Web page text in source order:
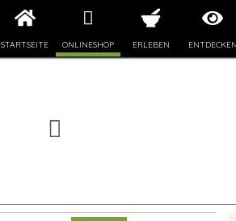
STARTSEITE ONLINESHOP ERLEBEN